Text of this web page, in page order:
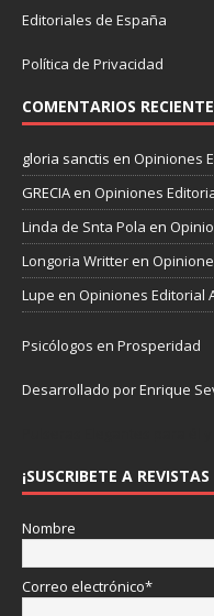
Editoriales de España
Política de Privacidad
COMENTARIOS
gloria sanctis en Opiniones
GRECIAen Opiniones
Linda de Snta Pola en
Longoria Writteren
Lupe en Opiniones Editorial
Psicólogos en Prosperidad
Desarrollado por Enrique
¡SUSCRIBETE A
Nombre
Correo electrónico*